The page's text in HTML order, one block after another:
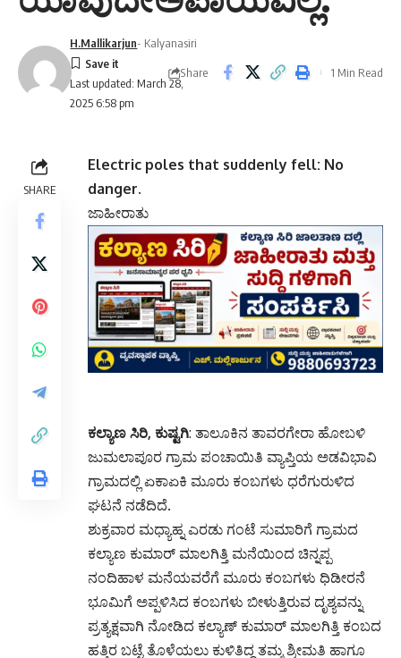
Last updated: March 28,
2025 6:58 pm
H.Mallikarjun- Kalyanasiri
Share 1 Min Read
SHARE
Electric poles that suddenly fell: No
danger.
ಜಾಹೀರಾತು
ಕಲ್ಯಾಣ ಸಿರಿ, ಕುಷ್ಟಗಿ: ತಾಲೂಕಿನ ತಾವರಗೇರಾ ಹೋಬಳಿ
ಜುಮಲಾಪೂರ ಗ್ರಾಮ ಪಂಚಾಯಿತಿ ವ್ಯಾಪ್ತಿಯ ಅಡವಿಭಾವಿ
ಗ್ರಾಮದಲ್ಲಿ ಏಕಾಏಕಿ ಮೂರು ಕಂಬಗಳು ಧರೆಗುರುಳಿದ
ಘಟನೆ ನಡೆದಿದೆ.
ಶುಕ್ರವಾರ ಮಧ್ಯಾಹ್ನ ಎರಡು ಗಂಟೆ ಸುಮಾರಿಗೆ ಗ್ರಾಮದ
ಕಲ್ಯಾಣ ಕುಮಾರ್ ಮಾಲಗಿತ್ತಿ ಮನೆಯಿಂದ ಚಿನ್ನಪ್ಪ
ನಂದಿಹಾಳ ಮನೆಯವರೆಗೆ ಮೂರು ಕಂಬಗಳು ಧಿಡೀರನೆ
ಭೂಮಿಗೆ ಅಪ್ಪಳಿಸಿದ ಕಂಬಗಳು ಬೀಳುತ್ತಿರುವ ದೃಶ್ಯವನ್ನು
ಪ್ರತ್ಯಕ್ಷವಾಗಿ ನೋಡಿದ ಕಲ್ಯಾಣ್ ಕುಮಾರ್ ಮಾಲಗಿತ್ತಿ ಕಂಬದ
ಹತ್ತಿರ ಬಟ್ಟೆ ತೊಳೆಯಲು ಕುಳಿತಿದ್ದ ತಮ್ಮ ಶ್ರೀಮತಿ ಹಾಗೂ